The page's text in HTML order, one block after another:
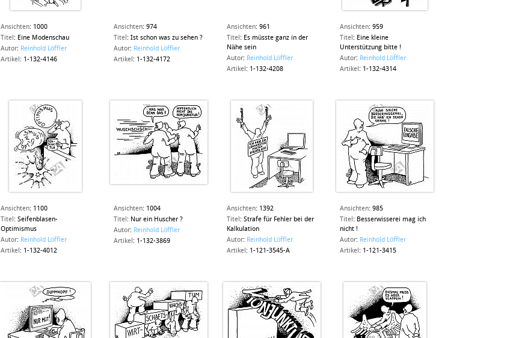
Ansichten: 1000
Titel : Eine Modenschau
Autor: Reinhold Löffler
Artikel : 1-132-4146
Ansichten: 974
Titel : Ist schon was zu sehen ?
Autor: Reinhold Löffler
Artikel : 1-132-4172
Ansichten: 961
Titel : Es müsste ganz in der
Nähe sein
Autor: Reinhold Löffler
Artikel : 1-132-4208
Ansichten: 959
Titel : Eine kleine
Unterstützung bitte !
Autor: Reinhold Löffler
Artikel : 1-132-4314
Ansichten: 1100
Titel : Seifenblasen-
Optimismus
Autor: Reinhold Löffler
Artikel : 1-132-4012
Ansichten: 1004
Titel : Nur ein Huscher ?
Autor: Reinhold Löffler
Artikel : 1-132-3869
Ansichten: 1392
Titel : Strafe für Fehler bei der
Kalkulation
Autor: Reinhold Löffler
Artikel : 1-121-3545-A
Ansichten: 985
Titel : Besserwisserei mag ich
nicht !
Autor: Reinhold Löffler
Artikel : 1-121-3415